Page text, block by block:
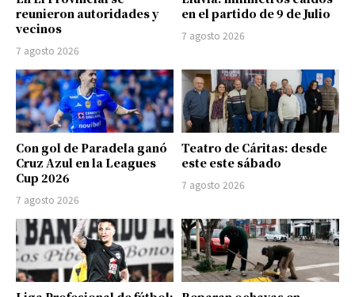
reunieron autoridades y
vecinos
7 agosto 2026
en el partido de 9 de Julio
7 agosto 2026
Con gol de Paradela ganó
Cruz Azul en la Leagues
Cup 2026
7 agosto 2026
Teatro de Cáritas: desde
este este sábado
7 agosto 2026